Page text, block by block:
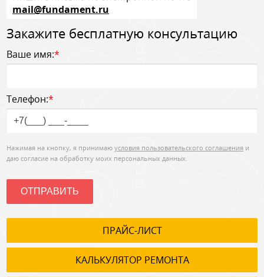
mail@fundament.ru
Закажите бесплатную консультацию
Ваше имя:*
Телефон:*
Нажимая на кнопку, я принимаю условия пользовательского соглашения и
даю согласие на обработку моих персональных данных.
ОТПРАВИТЬ
ПРАЙС-ЛИСТ
КАЛЬКУЛЯТОР РЕМОНТА